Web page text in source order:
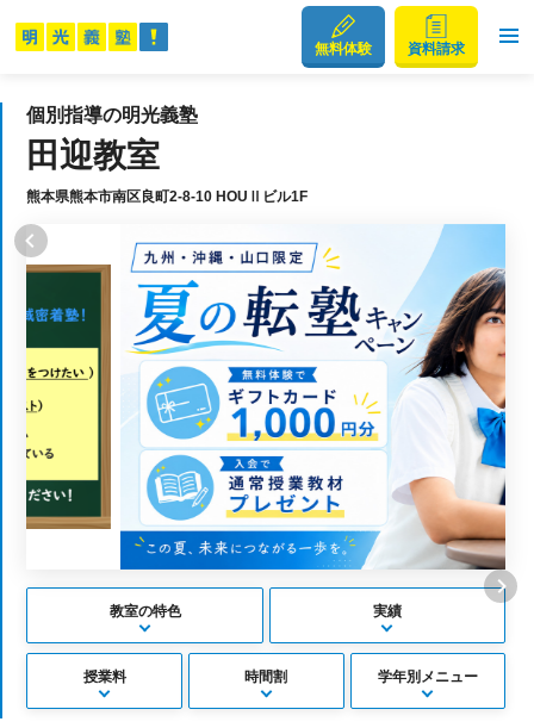
無料体験 資料請求
個別指導の明光義塾
田迎教室
熊本県熊本市南区良町2-8-10 HOUⅡビル1F
教室の特色 実績
授業料 時間割 学年別メニュー